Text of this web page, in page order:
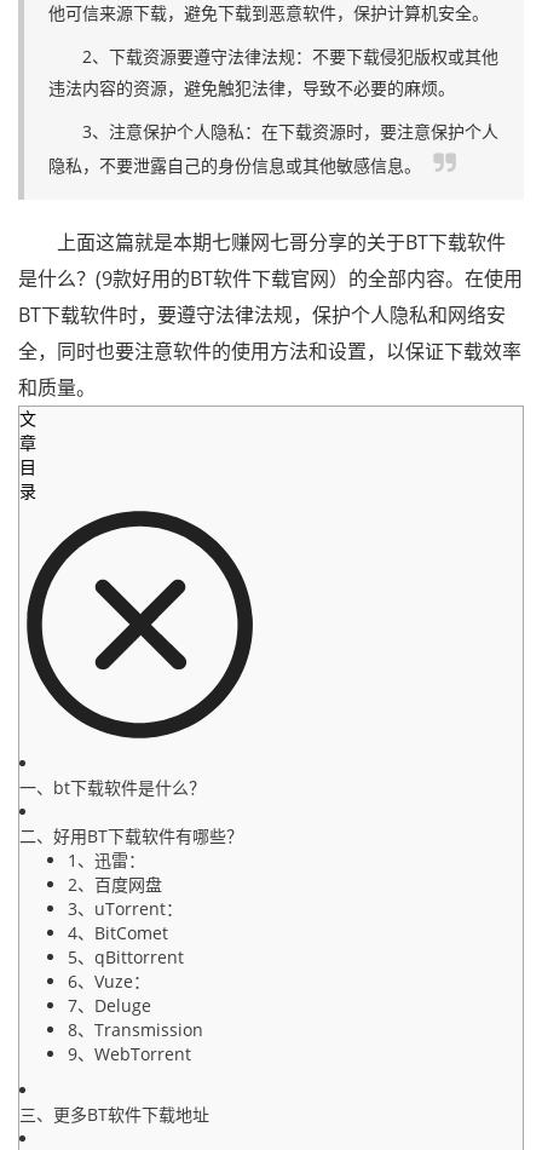
他可信来源下载，避免下载到恶意软件，保护计算机安全。
2、下载资源要遵守法律法规：不要下载侵犯版权或其他
违法内容的资源，避免触犯法律，导致不必要的麻烦。
3、注意保护个人隐私：在下载资源时，要注意保护个人
隐私，不要泄露自己的身份信息或其他敏感信息。
上面这篇就是本期七赚网七哥分享的关于BT下载软件
是什么？(9款好用的BT软件下载官网）的全部内容。在使用
BT下载软件时，要遵守法律法规，保护个人隐私和网络安
全，同时也要注意软件的使用方法和设置，以保证下载效率
和质量。
文
章
目
录
一、bt下载软件是什么？
二、好用BT下载软件有哪些？
1、迅雷：
2、百度网盘
3、uTorrent：
4、BitComet
5、qBittorrent
6、Vuze：
7、Deluge
8、Transmission
9、WebTorrent
三、更多BT软件下载地址